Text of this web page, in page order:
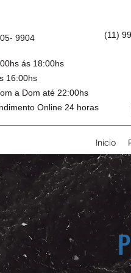
9904 (11)
ás 18:00hs
16:00hs
a Dom até 22:00hs
Online 24 horas
Início